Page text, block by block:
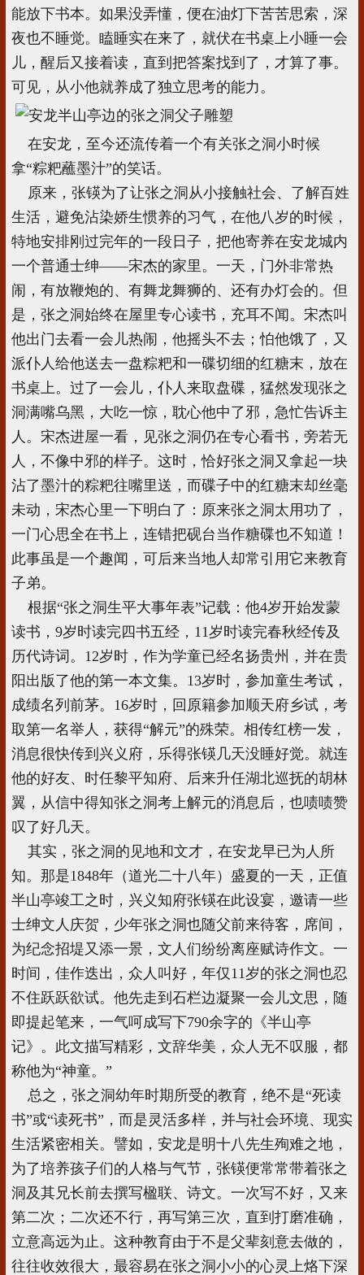
能放下书本。如果没弄懂，便在油灯下苦苦思索，深
夜也不睡觉。瞌睡实在来了，就伏在书桌上小睡一会
儿，醒后又接着读，直到把答案找到了，才算了事。
可见，从小他就养成了独立思考的能力。
在安龙，至今还流传着一个有关张之洞小时候
拿“粽粑蘸墨汁”的笑话。
原来，张锳为了让张之洞从小接触社会、了解百姓
生活，避免沾染娇生惯养的习气，在他八岁的时候，
特地安排刚过完年的一段日子，把他寄养在安龙城内
一个普通士绅——宋杰的家里。一天，门外非常热
闹，有放鞭炮的、有舞龙舞狮的、还有办灯会的。但
是，张之洞始终在屋里专心读书，充耳不闻。宋杰叫
他出门去看一会儿热闹，他摇头不去；怕他饿了，又
派仆人给他送去一盘粽粑和一碟切细的红糖末，放在
书桌上。过了一会儿，仆人来取盘碟，猛然发现张之
洞满嘴乌黑，大吃一惊，耽心他中了邪，急忙告诉主
人。宋杰进屋一看，见张之洞仍在专心看书，旁若无
人，不像中邪的样子。这时，恰好张之洞又拿起一块
沾了墨汁的粽粑往嘴里送，而碟子中的红糖末却丝毫
未动，宋杰心里一下明白了：原来张之洞太用功了，
一门心思全在书上，连错把砚台当作糖碟也不知道！
此事虽是一个趣闻，可后来当地人却常引用它来教育
子弟。
根据“张之洞生平大事年表”记载：他4岁开始发蒙
读书，9岁时读完四书五经，11岁时读完春秋经传及
历代诗词。12岁时，作为学童已经名扬贵州，并在贵
阳出版了他的第一本文集。13岁时，参加童生考试，
成绩名列前茅。16岁时，回原籍参加顺天府乡试，考
取第一名举人，获得“解元”的殊荣。相传红榜一发，
消息很快传到兴义府，乐得张锳几天没睡好觉。就连
他的好友、时任黎平知府、后来升任湖北巡抚的胡林
翼，从信中得知张之洞考上解元的消息后，也啧啧赞
叹了好几天。
其实，张之洞的见地和文才，在安龙早已为人所
知。那是1848年（道光二十八年）盛夏的一天，正值
半山亭竣工之时，兴义知府张锳在此设宴，邀请一些
士绅文人庆贺，少年张之洞也随父前来待客，席间，
为纪念招堤又添一景，文人们纷纷离座赋诗作文。一
时间，佳作迭出，众人叫好，年仅11岁的张之洞也忍
不住跃跃欲试。他先走到石栏边凝聚一会儿文思，随
即提起笔来，一气呵成写下790余字的《半山亭
记》。此文描写精彩，文辞华美，众人无不叹服，都
称他为“神童。”
总之，张之洞幼年时期所受的教育，绝不是“死读
书”或“读死书”，而是灵活多样，并与社会环境、现实
生活紧密相关。譬如，安龙是明十八先生殉难之地，
为了培养孩子们的人格与气节，张锳便常常带着张之
洞及其兄长前去撰写楹联、诗文。一次写不好，又来
第二次；二次还不行，再写第三次，直到打磨准确，
立意高远为止。这种教育由于不是父辈刻意去做的，
往往收效很大，最容易在张之洞小小的心灵上烙下深